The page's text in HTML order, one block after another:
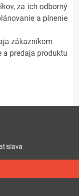
za ich odborný
a plnenie
zákazníkom
predaja produktu